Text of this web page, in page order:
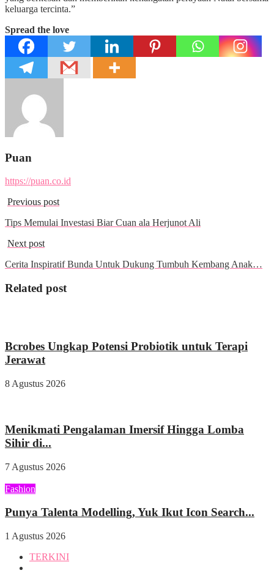
keluarga tercinta.”
Spread the love
Puan
https://puan.co.id
Previous post
Tips Memulai Investasi Biar Cuan ala Herjunot Ali
Next post
Cerita Inspiratif Bunda Untuk Dukung Tumbuh Kembang Anak…
Related post
Bcrobes Ungkap Potensi Probiotik untuk Terapi
Jerawat
8 Agustus 2026
Menikmati Pengalaman Imersif Hingga Lomba
Sihir di...
7 Agustus 2026
Fashion
Punya Talenta Modelling, Yuk Ikut Icon Search...
1 Agustus 2026
TERKINI